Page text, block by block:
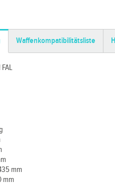
Waffenkompatibilitätsliste
mm
mm